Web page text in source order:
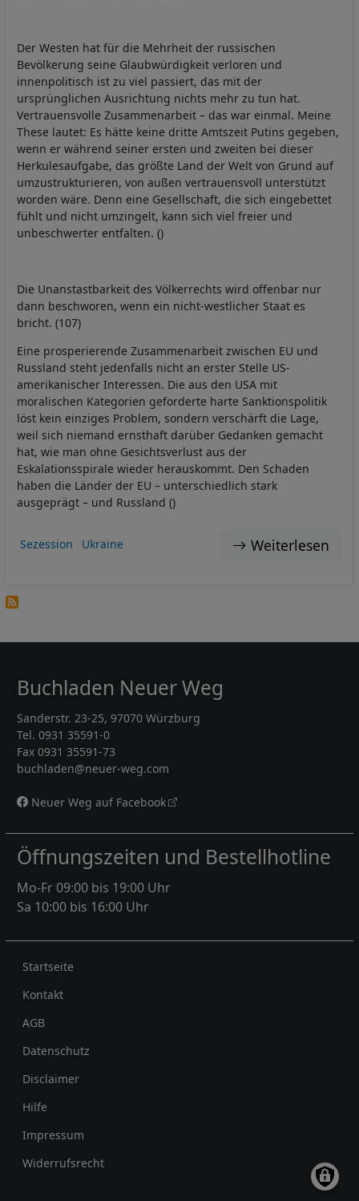
Der Westen hat für die Mehrheit der russischen
Bevölkerung seine Glaubwürdigkeit verloren und
innenpolitisch ist zu viel passiert, das mit der
ursprünglichen Ausrichtung nichts mehr zu tun hat.
Vertrauensvolle Zusammenarbeit – das war einmal. Meine
These lautet: Es hätte keine dritte Amtszeit Putins gegeben,
wenn er während seiner ersten und zweiten bei dieser
Herkulesaufgabe, das größte Land der Welt von Grund auf
umzustrukturieren, von außen vertrauensvoll unterstützt
worden wäre. Denn eine Gesellschaft, die sich eingebettet
fühlt und nicht umzingelt, kann sich viel freier und
unbeschwerter entfalten. ()
Die Unanstastbarkeit des Völkerrechts wird offenbar nur
dann beschworen, wenn ein nicht-westlicher Staat es
bricht. (107)
Eine prosperierende Zusammenarbeit zwischen EU und
Russland steht jedenfalls nicht an erster Stelle US-
amerikanischer Interessen. Die aus den USA mit
moralischen Kategorien geforderte harte Sanktionspolitik
löst kein einziges Problem, sondern verschärft die Lage,
weil sich niemand ernsthaft darüber Gedanken gemacht
hat, wie man ohne Gesichtsverlust aus der
Eskalationsspirale wieder herauskommt. Den Schaden
haben die Länder der EU – unterschiedlich stark
ausgeprägt – und Russland ()
Weiterlesen
Sezession Ukraine
Buchladen Neuer Weg
Sanderstr. 23-25, 97070 Würzburg
Tel. 0931 35591-0
Fax 0931 35591-73
buchladen@neuer-weg.com
Neuer Weg auf Facebook
Öffnungszeiten und Bestellhotline
Mo-Fr 09:00 bis 19:00 Uhr
Sa 10:00 bis 16:00 Uhr
Rechtliches
Startseite
Kontakt
AGB
Datenschutz
Disclaimer
Hilfe
Impressum
Widerrufsrecht